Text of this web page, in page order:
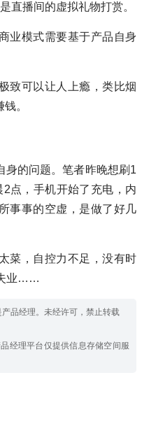
直播间的虚拟礼物打赏。
业模式需要基于产品自身
致可以让人上瘾，类比烟
。
身的问题。笔者昨晚想刷1
点，手机开始了充电，内
事事的空虚，是做了好几
菜，自控力不足，没有时
业……
品经理。未经许可，禁止转载
经理平台仅提供信息存储空间服